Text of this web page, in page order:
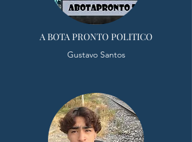
A BOTA PRONTO POLITICO
Gustavo Santos